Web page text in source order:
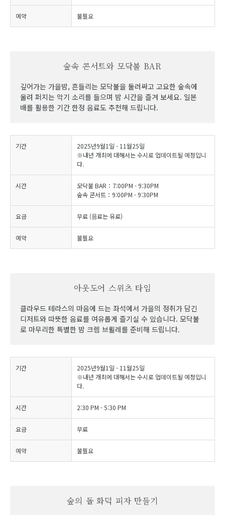
예약 불필요
숲속 콘서트와 모닥불 BAR
깊어가는 가을밤, 흔들리는 모닥불을 둘러싸고 고요한 숲속에
울려 퍼지는 악기 소리를 들으며 밤 시간을 즐겨 보세요. 일본
배를 활용한 기간 한정 음료도 추천해 드립니다.
기간
2025년9월1일 - 11월25일
※내년 개최에 대해서는 수시로 업데이트될 예정입니
다.
시간
모닥불 BAR：7:00PM - 9:30PM
숲속 콘서트：9:00PM - 9:30PM
요금 무료 (음료는 유료)
예약 불필요
아웃도어 스위츠 타임
클라우드 테라스의 마음에 드는 좌석에서 가을의 정취가 담긴
디저트와 따뜻한 음료를 여유롭게 즐기실 수 있습니다. 모닥불
로 마무리한 특별한 밤 크렘 브륄레를 준비해 드립니다.
기간
2025년9월1일 - 11월25일
※내년 개최에 대해서는 수시로 업데이트될 예정입니
다.
시간 2:30 PM - 5:30 PM
요금 무료
예약 불필요
숲의 돌 화덕 피자 만들기